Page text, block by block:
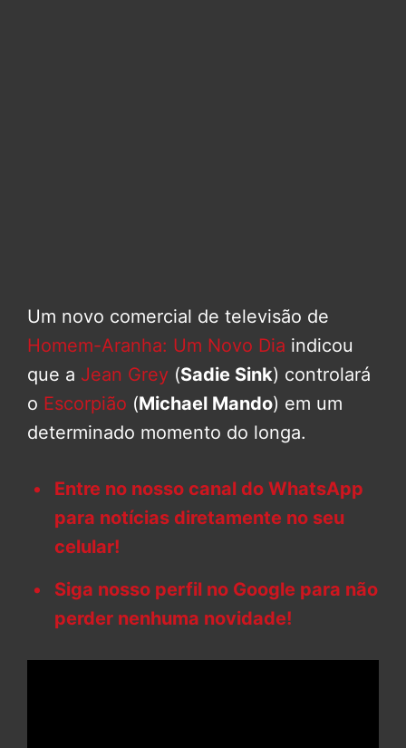
Um novo comercial de televisão de
Homem-Aranha: Um Novo Dia indicou
que a Jean Grey (Sadie Sink) controlará
o Escorpião (Michael Mando) em um
determinado momento do longa.
Entre no nosso canal do WhatsApp
para notícias diretamente no seu
celular!
Siga nosso perfil no Google para não
perder nenhuma novidade!